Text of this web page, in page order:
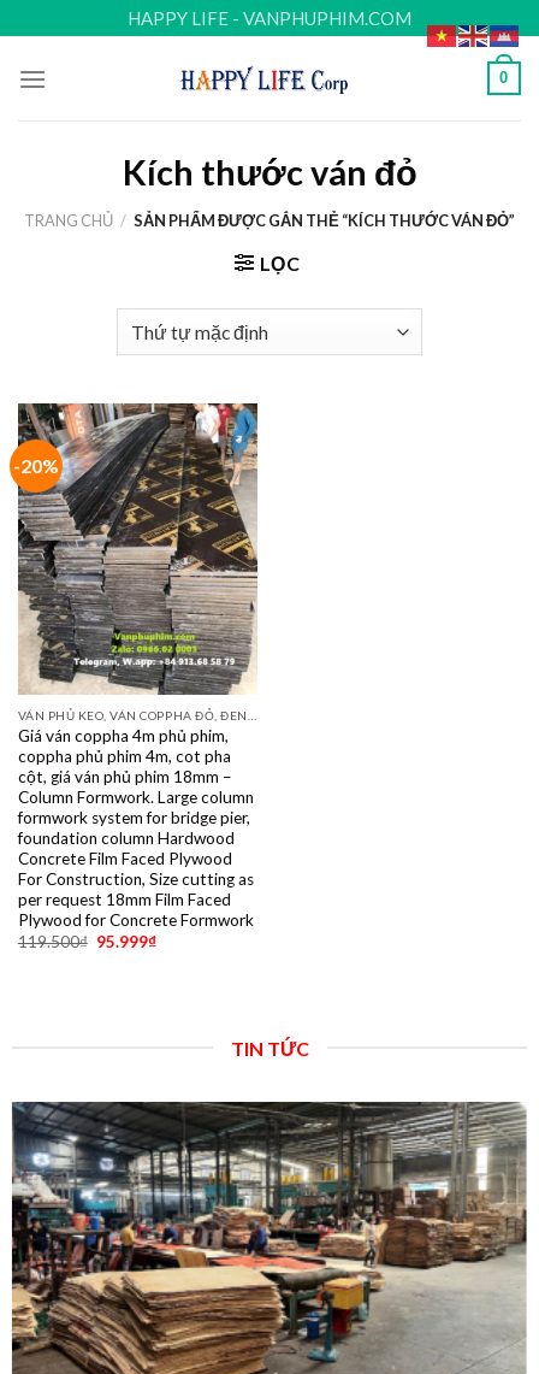
to
content
HAPPY LIFE - VANPHUPHIM.COM
0
Kích thước ván đỏ
TRANG CHỦ / SẢN PHẨM ĐƯỢC GẮN THẺ “KÍCH THƯỚC VÁN ĐỎ”
LỌC
-20%
Giá ván coppha 4m phủ phim,
coppha phủ phim 4m, cot pha
cột, giá ván phủ phim 18mm –
Column Formwork. Large column
formwork system for bridge pier,
foundation column Hardwood
Concrete Film Faced Plywood
For Construction, Size cutting as
per request 18mm Film Faced
Plywood for Concrete Formwork
119.500₫ 95.999₫
TIN TỨC